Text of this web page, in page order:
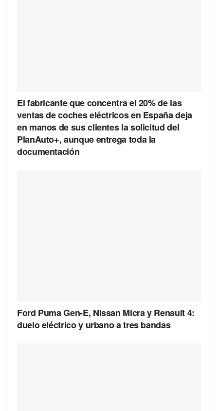
El fabricante que concentra el 20% de las
ventas de coches eléctricos en España deja
en manos de sus clientes la solicitud del
PlanAuto+, aunque entrega toda la
documentación
Ford Puma Gen-E, Nissan Micra y Renault 4:
duelo eléctrico y urbano a tres bandas